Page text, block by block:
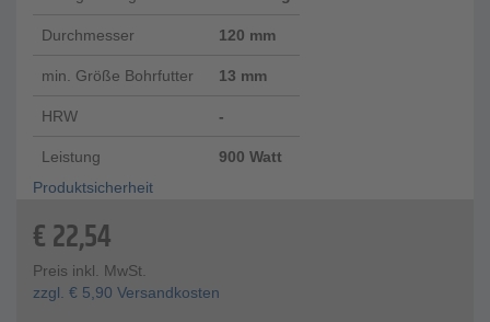
Durchmesser 120 mm
min. Größe Bohrfutter 13 mm
HRW -
Leistung
900 Watt
Produktsicherheit
€22,54
Preis inkl. MwSt.
zzgl. € 5,90 Versandkosten